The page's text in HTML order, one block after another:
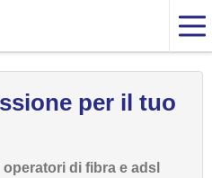
per il tuo
operatori di fibra e adsl